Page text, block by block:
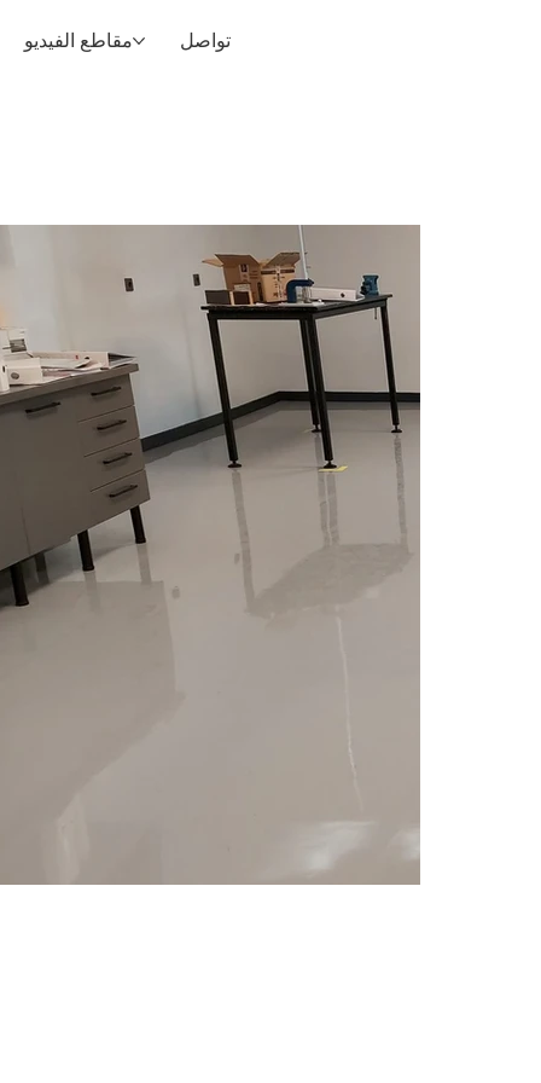
مقاطع الفيديو تواصل